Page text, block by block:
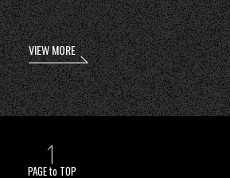
VIEW MORE
PAGE to TOP